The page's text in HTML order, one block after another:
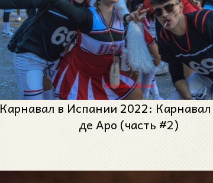
Карнавал в Испании 2022:
де Аро (часть #2)